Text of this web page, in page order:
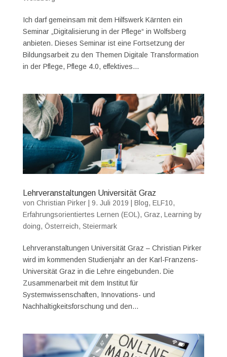
Ich darf gemeinsam mit dem Hilfswerk Kärnten ein
Seminar „Digitalisierung in der Pflege“ in Wolfsberg
anbieten. Dieses Seminar ist eine Fortsetzung der
Bildungsarbeit zu den Themen Digitale Transformation
in der Pflege, Pflege 4.0, effektives...
Lehrveranstaltungen Universität Graz
von Christian Pirker| 9. Juli 2019 Blog, ELF10,
Erfahrungsorientiertes Lernen (EOL), Graz, Learning by
doing, Österreich, Steiermark
Lehrveranstaltungen Universität Graz – Christian Pirker
wird im kommenden Studienjahr an der Karl-Franzens-
Universität Graz in die Lehre eingebunden. Die
Zusammenarbeit mit dem Institut für
Systemwissenschaften, Innovations- und
Nachhaltigkeitsforschung und den...